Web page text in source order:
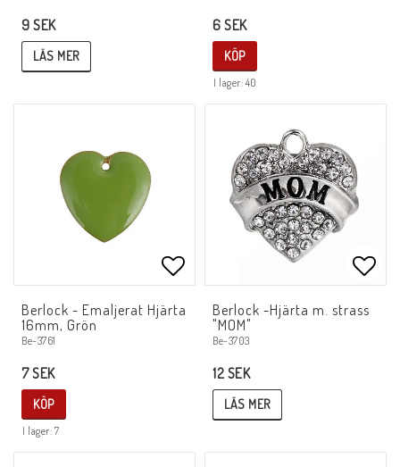
9 SEK
LÄS MER
6 SEK
I lager: 40
KÖP
Lägg till i favoritlistan
Berlock - Emaljerat Hjärta
16mm, Grön
Be-3761
7 SEK
I lager: 7
KÖP
Berlock -Hjärta m. strass
"MOM"
Be-3703
12 SEK
LÄS MER